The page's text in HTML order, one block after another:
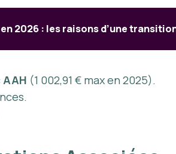
2026 : les raisons d’une
AAH (1 002,91 € max en 2025).